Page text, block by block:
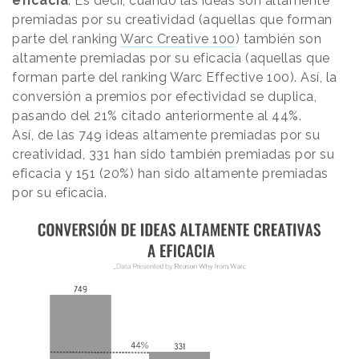
premiadas por su creatividad (aquellas que forman
parte del ranking Warc Creative 100) también son
altamente premiadas por su eficacia (aquellas que
forman parte del ranking Warc Effective 100). Así, la
conversión a premios por efectividad se duplica,
pasando del 21% citado anteriormente al 44%.
Así, de las 749 ideas altamente premiadas por su
creatividad, 331 han sido también premiadas por su
eficacia y 151 (20%) han sido altamente premiadas
por su eficacia.